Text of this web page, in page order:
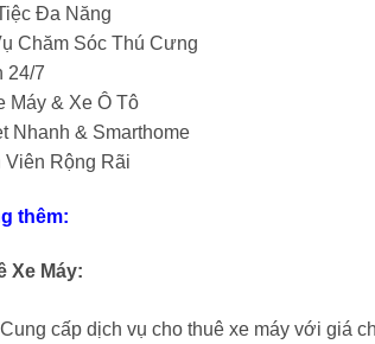
Đa Năng
Chăm Sóc Thú Cưng
24/7
Máy & Xe Ô Tô
Nhanh & Smarthome
Viên Rộng Rãi
thêm:
Xe Máy:
Cung cấp dịch vụ cho thuê xe máy với giá